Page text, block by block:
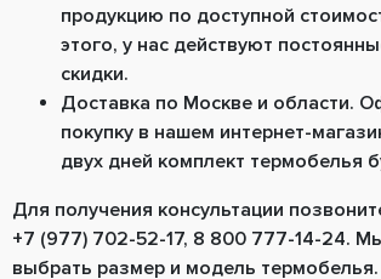
продукцию по доступной
этого, у нас действуют
скидки.
Доставка по Москве и области.
покупку в нашем интернет-
двух дней комплект термобелья
Для получения консультации
+7 (977) 702-52-17, 8 800 777-14-24.
выбрать размер и модель